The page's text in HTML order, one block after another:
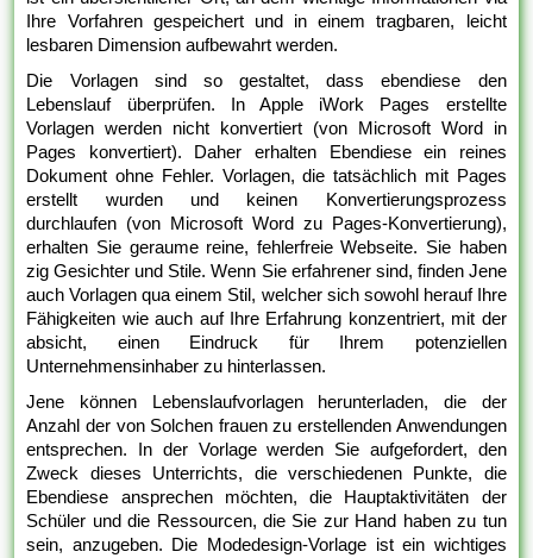
Ihre Vorfahren gespeichert und in einem tragbaren, leicht
lesbaren Dimension aufbewahrt werden.
Die Vorlagen sind so gestaltet, dass ebendiese den
Lebenslauf überprüfen. In Apple iWork Pages erstellte
Vorlagen werden nicht konvertiert (von Microsoft Word in
Pages konvertiert). Daher erhalten Ebendiese ein reines
Dokument ohne Fehler. Vorlagen, die tatsächlich mit Pages
erstellt wurden und keinen Konvertierungsprozess
durchlaufen (von Microsoft Word zu Pages-Konvertierung),
erhalten Sie geraume reine, fehlerfreie Webseite. Sie haben
zig Gesichter und Stile. Wenn Sie erfahrener sind, finden Jene
auch Vorlagen qua einem Stil, welcher sich sowohl herauf Ihre
Fähigkeiten wie auch auf Ihre Erfahrung konzentriert, mit der
absicht, einen Eindruck für Ihrem potenziellen
Unternehmensinhaber zu hinterlassen.
Jene können Lebenslaufvorlagen herunterladen, die der
Anzahl der von Solchen frauen zu erstellenden Anwendungen
entsprechen. In der Vorlage werden Sie aufgefordert, den
Zweck dieses Unterrichts, die verschiedenen Punkte, die
Ebendiese ansprechen möchten, die Hauptaktivitäten der
Schüler und die Ressourcen, die Sie zur Hand haben zu tun
sein, anzugeben. Die Modedesign-Vorlage ist ein wichtiges